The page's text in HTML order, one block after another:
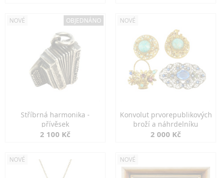
NOVÉ OBJEDNÁNO
Stříbrná harmonika -
přívěsek
2 100 Kč
NOVÉ
Konvolut prvorepublikových
broží a náhrdelníku
2 000 Kč
NOVÉ NOVÉ